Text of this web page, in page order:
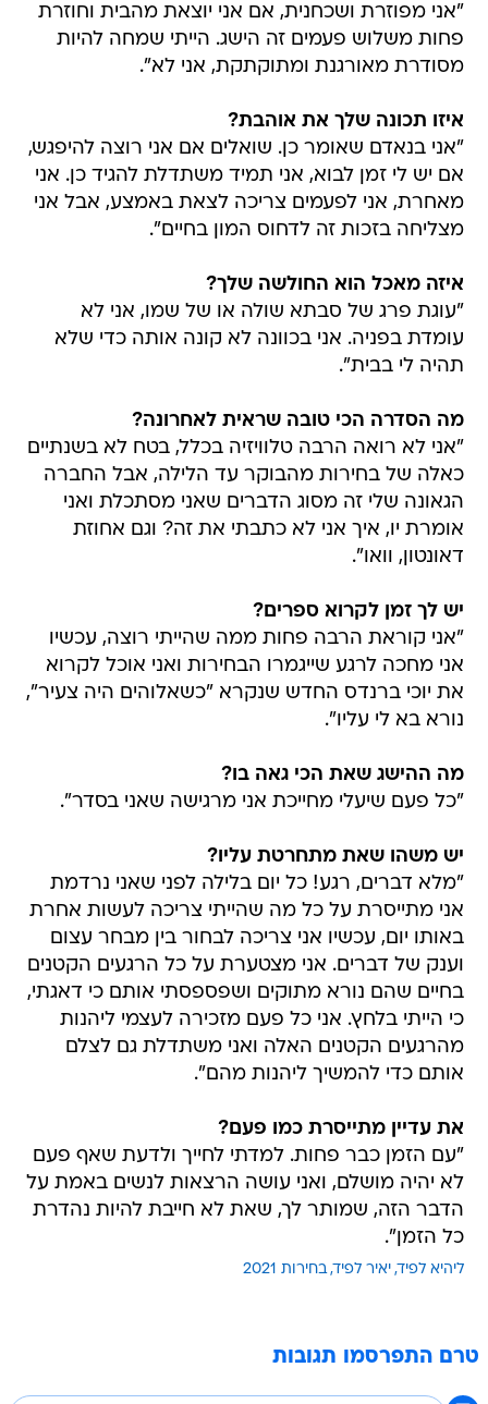
"אני מפוזרת ושכחנית, אם אני יוצאת מהבית וחוזרת
פחות משלוש פעמים זה הישג. הייתי שמחה להיות
מסודרת מאורגנת ומתוקתקת, אני לא".
איזו תכונה שלך את אוהבת?
"אני בנאדם שאומר כן. שואלים אם אני רוצה להיפגש,
אם יש לי זמן לבוא, אני תמיד משתדלת להגיד כן. אני
מאחרת, אני לפעמים צריכה לצאת באמצע, אבל אני
מצליחה בזכות זה לדחוס המון בחיים".
איזה מאכל הוא החולשה שלך?
"עוגת פרג של סבתא שולה או של שמו, אני לא
עומדת בפניה. אני בכוונה לא קונה אותה כדי שלא
תהיה לי בבית".
מה הסדרה הכי טובה שראית לאחרונה?
"אני לא רואה הרבה טלוויזיה בכלל, בטח לא בשנתיים
כאלה של בחירות מהבוקר עד הלילה, אבל החברה
הגאונה שלי זה מסוג הדברים שאני מסתכלת ואני
אומרת יו, איך אני לא כתבתי את זה? וגם אחוזת
דאונטון, וואו".
יש לך זמן לקרוא ספרים?
"אני קוראת הרבה פחות ממה שהייתי רוצה, עכשיו
אני מחכה לרגע שייגמרו הבחירות ואני אוכל לקרוא
את יוכי ברנדס החדש שנקרא "כשאלוהים היה צעיר",
נורא בא לי עליו".
מה ההישג שאת הכי גאה בו?
"כל פעם שיעלי מחייכת אני מרגישה שאני בסדר".
יש משהו שאת מתחרטת עליו?
"מלא דברים, רגע! כל יום בלילה לפני שאני נרדמת
אני מתייסרת על כל מה שהייתי צריכה לעשות אחרת
באותו יום, עכשיו אני צריכה לבחור בין מבחר עצום
וענק של דברים. אני מצטערת על כל הרגעים הקטנים
בחיים שהם נורא מתוקים ושפספסתי אותם כי דאגתי,
כי הייתי בלחץ. אני כל פעם מזכירה לעצמי ליהנות
מהרגעים הקטנים האלה ואני משתדלת גם לצלם
אותם כדי להמשיך ליהנות מהם".
את עדיין מתייסרת כמו פעם?
"עם הזמן כבר פחות. למדתי לחייך ולדעת שאף פעם
לא יהיה מושלם, ואני עושה הרצאות לנשים באמת על
הדבר הזה, שמותר לך, שאת לא חייבת להיות נהדרת
כל הזמן".
ליהיא לפיד יאיר לפיד בחירות 2021
טרם התפרסמו תגובות